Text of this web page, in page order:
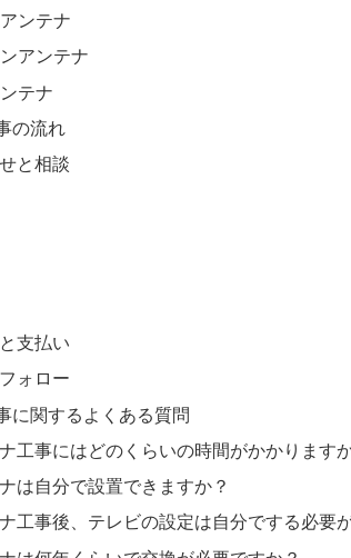
ンテナ
アンテナ
テナ
の流れ
と相談
支払い
ォロー
に関するよくある質問
工事にはどのくらいの時間がかかります
は自分で設置できますか？
工事後、テレビの設定は自分でする必要